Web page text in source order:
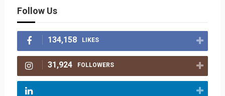
Follow Us
134,158 LIKES
31,924 FOLLOWERS